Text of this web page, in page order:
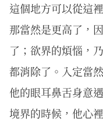
這個地方可以從這
那當然是更高了，
了；欲界的煩惱，
都消除了。入定當
他的眼耳鼻舌身意
境界的時候，他心